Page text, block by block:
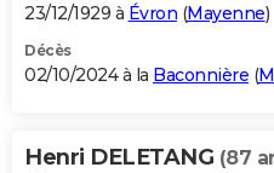
23/12/1929 à Évron (Mayenne)
Décès
02/10/2024 à la Baconnière (
Henri DELETANG (87